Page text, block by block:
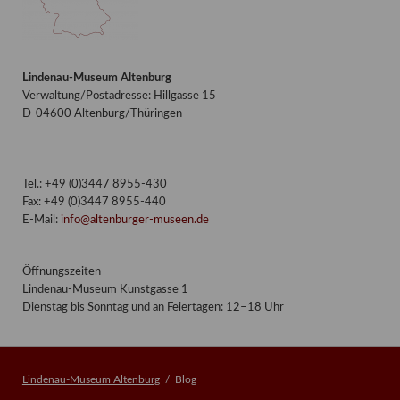
Lindenau-Museum Altenburg
Verwaltung/Postadresse: Hillgasse 15
D-04600 Altenburg/Thüringen
Tel.: +49 (0)3447 8955-430
Fax: +49 (0)3447 8955-440
E-Mail: info@altenburger-museen.de
Öffnungszeiten
Lindenau-Museum Kunstgasse 1
Dienstag bis Sonntag und an Feiertagen: 12–18 Uhr
Lindenau-Museum Altenburg Blog